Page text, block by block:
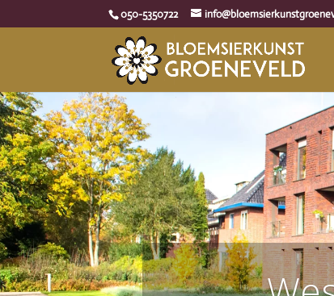
050-5350722